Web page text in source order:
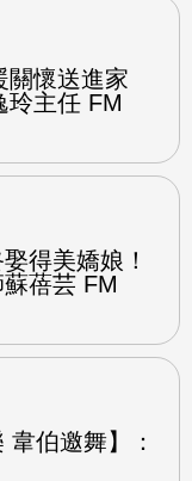
關懷送進家
玲主任 FM
得美嬌娘！
蓓芸 FM
韋伯邀舞】：